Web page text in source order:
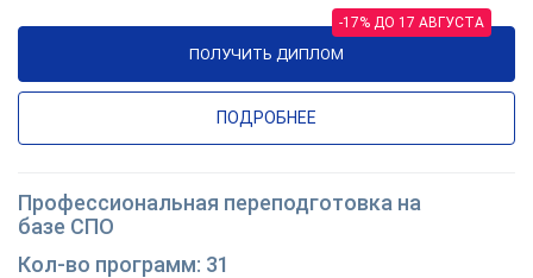
ПОЛУЧИТЬ ДИПЛОМ
-17% ДО 17 АВГУСТА
ПОДРОБНЕЕ
Профессиональная переподготовка на
базе СПО
31